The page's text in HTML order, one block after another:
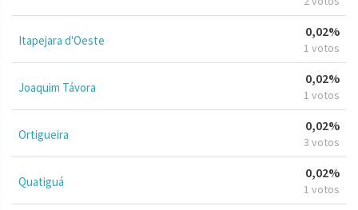
Itapejara d'Oeste
0,02%
1 votos
Joaquim Távora
0,02%
1 votos
Ortigueira
0,02%
3 votos
Quatiguá
0,02%
1 votos